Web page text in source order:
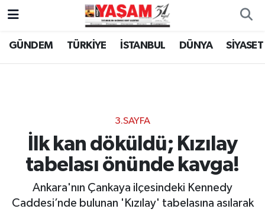
GÜNDEM TÜRKİYE İSTANBUL DÜNYA SİYASET
3.SAYFA
İlk kan döküldü; Kızılay
tabelası önünde kavga!
Ankara'nın Çankaya ilçesindeki Kennedy
Caddesi’nde bulunan 'Kızılay' tabelasına asılarak